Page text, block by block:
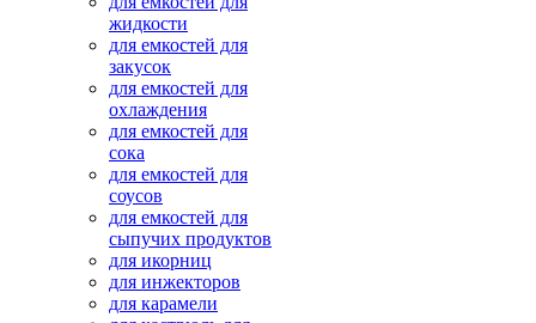
жидкости
для емкостей для
закусок
для емкостей для
охлаждения
для емкостей для
сока
для емкостей для
соусов
для емкостей для
сыпучих продуктов
для икорниц
для инжекторов
для карамели